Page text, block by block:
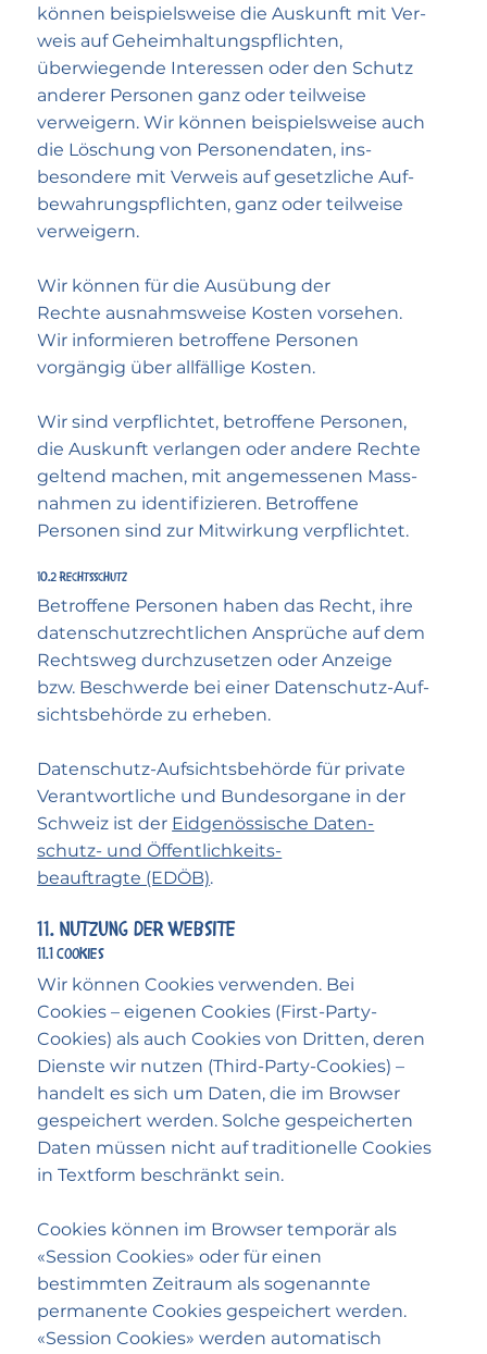
können beispiels­weise die Aus­kunft mit Ver­
weis auf Geheim­haltungs­pflichten,
überwiegende Inter­essen oder den Schutz
anderer Personen ganz oder teil­weise
verweigern. Wir können beispielsweise auch
die Löschung von Personen­daten, ins­
besondere mit Verweis auf gesetz­liche Auf­
bewahrungs­pflichten, ganz oder teil­weise
verweigern.
Wir können für die Aus­übung der
Rechte ausnahms­weise Kosten vor­sehen.
Wir infor­mieren be­troffene Per­sonen
vorgängig über all­fällige Kosten.
Wir sind ver­pflichtet, betroffene Personen,
die Auskunft ver­langen oder andere Rechte
geltend machen, mit angemessenen Mass­
nahmen zu identi­fizieren. Betroffene
Personen sind zur Mit­wirkung verpflichtet.
10.2 Rechtsschutz
Betroffene Personen haben das Recht, ihre
daten­schutz­rechtlichen Ansprüche auf dem
Recht­sweg durch­zusetzen oder Anzeige
bzw. Beschwerde bei einer Daten­schutz-Auf­
sichts­behörde zu erheben.
Daten­schutz-Aufsichts­behörde für private
Verantwortliche und Bundes­organe in der
Schweiz ist der Eid­genössische Daten­
schutz- und Öffentlich­keits­
beauftragte (EDÖB).
11. Nutzung der Website
11.1 Cookies
Wir können Cookies verwenden. Bei
Cookies – eigenen Cookies (First-Party-
Cookies) als auch Cookies von Dritten, deren
Dienste wir nutzen (Third-Party-Cookies) –
handelt es sich um Daten, die im Browser
gespeichert werden. Solche gespeicherten
Daten müssen nicht auf traditionelle Cookies
in Textform beschränkt sein.
Cookies können im Browser temporär als
«Session Cookies» oder für einen
bestimmten Zeitraum als sogenannte
permanente Cookies gespeichert werden.
«Session Cookies» werden automatisch